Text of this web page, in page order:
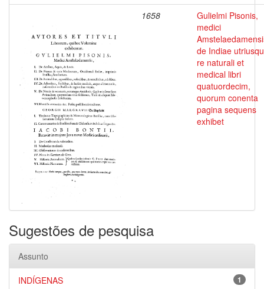
1658
Gulielmi Pisonis,
medici
de Indiae
re naturali et
medical libri
quatuordecim,
quorum conenta
pagina sequens
exhibet
Sugestões de pesquisa
Assunto
1
INDÍGENAS